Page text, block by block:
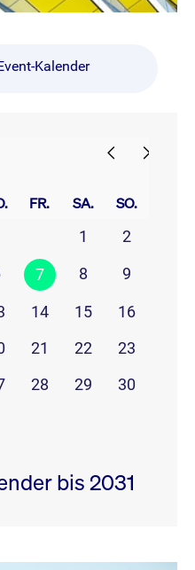
Kalender
FR. SA. SO.
1
2
7 8 9
14 15
16
21 22
23
28 29
30
bis 2031